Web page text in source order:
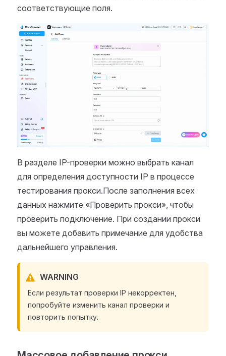
соответствующие поля.
В разделе IP-проверки можно выбрать канал
для определения доступности IP в процессе
тестирования прокси.После заполнения всех
данных нажмите «Проверить прокси», чтобы
проверить подключение. При создании прокси
вы можете добавить примечание для удобства
дальнейшего управления.
WARNING
Если результат проверки IP некорректен,
попробуйте изменить канал проверки и
повторить попытку.